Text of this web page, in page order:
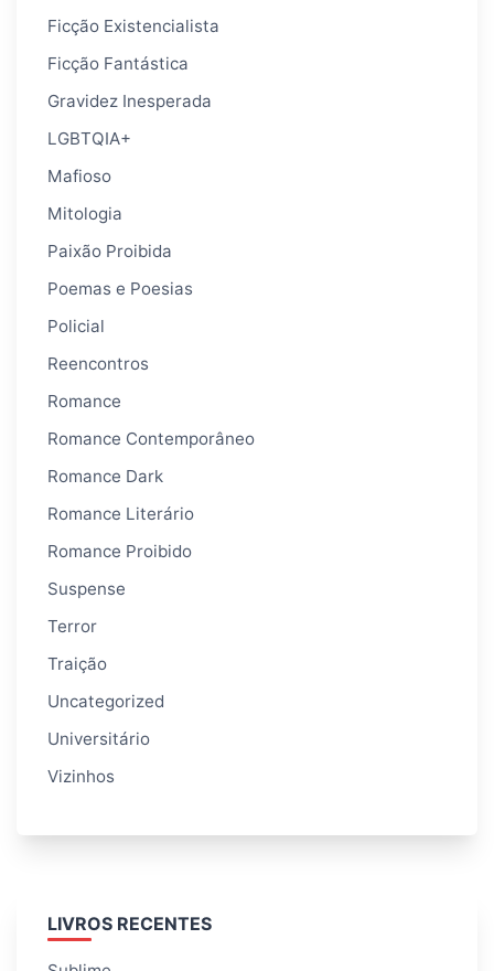
Ficção Existencialista
Ficção Fantástica
Gravidez Inesperada
LGBTQIA+
Mafioso
Mitologia
Paixão Proibida
Poemas e Poesias
Policial
Reencontros
Romance
Romance Contemporâneo
Romance Dark
Romance Literário
Romance Proibido
Suspense
Terror
Traição
Uncategorized
Universitário
Vizinhos
LIVROS RECENTES